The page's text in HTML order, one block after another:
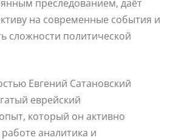
преследованием, даёт
на современные события и
сложности политической
Евгений Сатановский
еврейский
который он активно
аналитика и